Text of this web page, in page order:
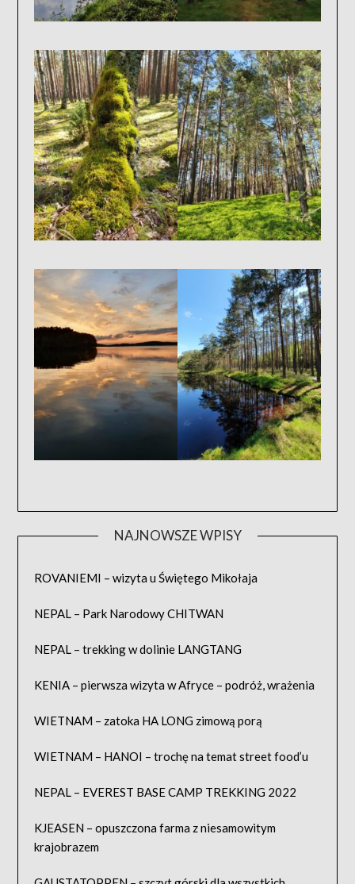
NAJNOWSZE WPISY
ROVANIEMI – wizyta u Świętego Mikołaja
NEPAL – Park Narodowy CHITWAN
NEPAL – trekking w dolinie LANGTANG
KENIA – pierwsza wizyta w Afryce – podróż, wrażenia
WIETNAM – zatoka HA LONG zimową porą
WIETNAM – HANOI – trochę na temat street food’u
NEPAL – EVEREST BASE CAMP TREKKING 2022
KJEASEN – opuszczona farma z niesamowitym
krajobrazem